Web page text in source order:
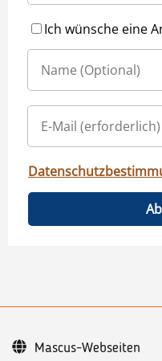
Ich wünsche eine
Mascus-Webseiten